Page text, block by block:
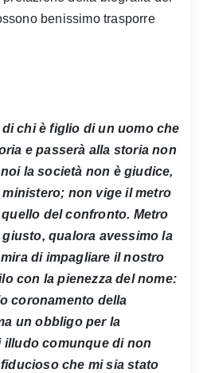
benissimo trasporre
di chi è figlio di un uomo che
e passerà alla storia non
la società non è giudice,
non vige il metro
del confronto. Metro
qualora avessimo la
di impagliare il nostro
con la pienezza del nome:
coronamento della
un obbligo per la
illudo comunque di non
che mi sia stato